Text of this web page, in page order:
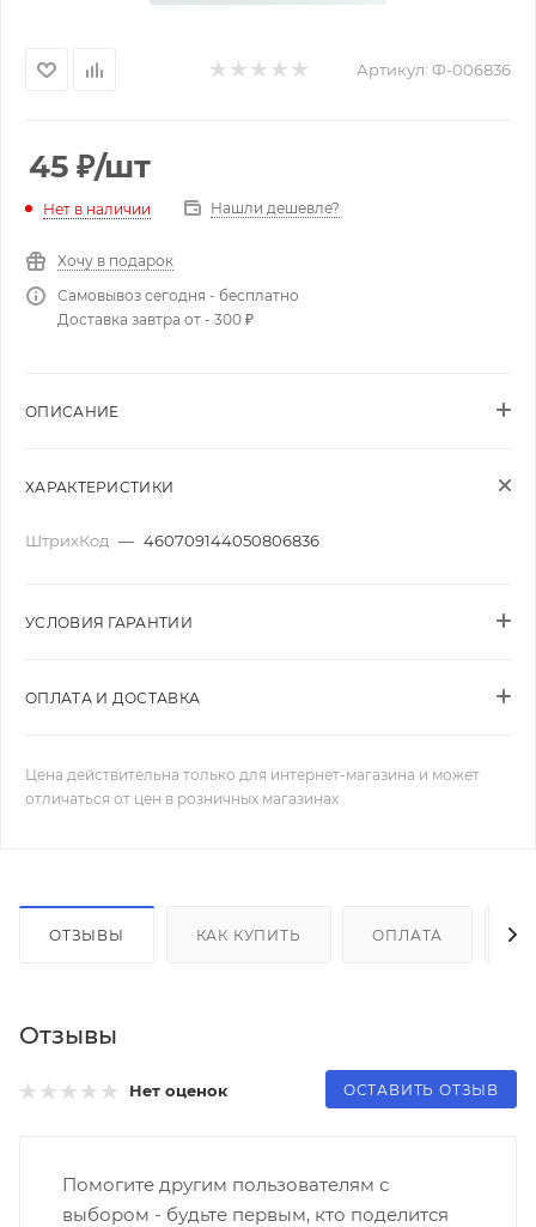
Артикул: Ф-006836
45 ₽/шт
Нет в наличии Нашли дешевле?
Хочу в подарок
Самовывоз сегодня - бесплатно
Доставка завтра от - 300 ₽
ОПИСАНИЕ
ХАРАКТЕРИСТИКИ
ШтрихКод — 460709144050806836
УСЛОВИЯ ГАРАНТИИ
ОПЛАТА И ДОСТАВКА
Цена действительна только для интернет-магазина и может
отличаться от цен в розничных магазинах
ОТЗЫВЫ КАК КУПИТЬ ОПЛАТА
Отзывы
Нет оценок ОСТАВИТЬ ОТЗЫВ
Помогите другим пользователям с
выбором - будьте первым, кто поделится